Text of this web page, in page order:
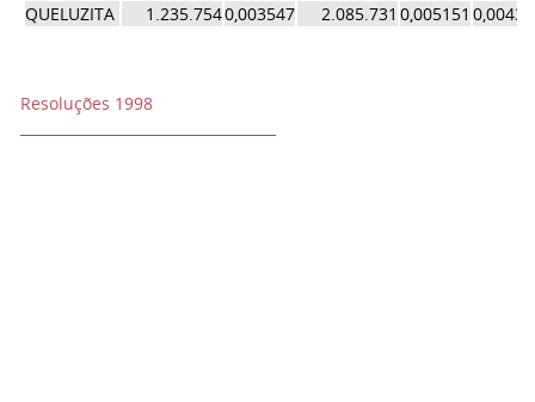
QUELUZITA 1.235.7540,003547 2.085.731 0,005151
Resoluções 1998